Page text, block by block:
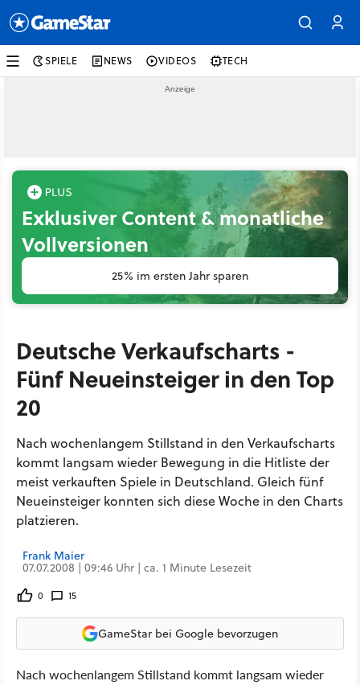
SPIELE NEWS VIDEOS TECH
Exklusiver Content & monatliche
Vollversionen
25% im ersten Jahr sparen
Deutsche Verkaufscharts -
Fünf Neueinsteiger in den Top
20
Nach wochenlangem Stillstand in den Verkaufscharts
kommt langsam wieder Bewegung in die Hitliste der
meist verkauften Spiele in Deutschland. Gleich fünf
Neueinsteiger konnten sich diese Woche in den Charts
platzieren.
Frank Maier
07.07.2008 | 09:46 Uhr | ca. 1 Minute Lesezeit
0 15
GameStar bei Google bevorzugen
Nach wochenlangem Stillstand kommt langsam wieder